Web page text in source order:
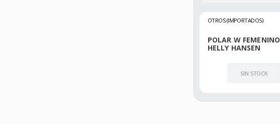
OTROS (IMPORTADOS)
POLAR W FEMENINO
HELLY HANSEN
SIN STOCK